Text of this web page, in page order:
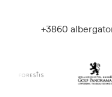
+3860